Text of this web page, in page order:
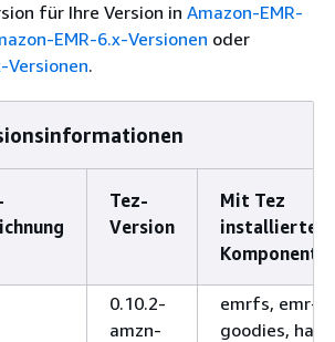
für Ihre Version in Amazon-EMR-
EMR-6.x-Versionen oder
Versionen.
Tez-
Version
Mit Tez
installierte
0.10.2-
amzn-
emrfs, emr-
goodies,